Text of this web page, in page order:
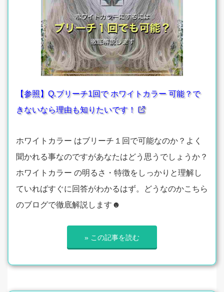
【参照】Q.ブリーチ1回で ホワイトカラー 可能？で
きないなら理由も知りたいです！
ホワイトカラー はブリーチ１回で可能なのか？よく
聞かれる事なのですがあなたはどう思うでしょうか？
ホワイトカラー の明るさ・特徴をしっかりと理解し
ていればすぐに回答がわかるはず。どうなのかこちら
のブログで徹底解説します☻
» この記事を読む